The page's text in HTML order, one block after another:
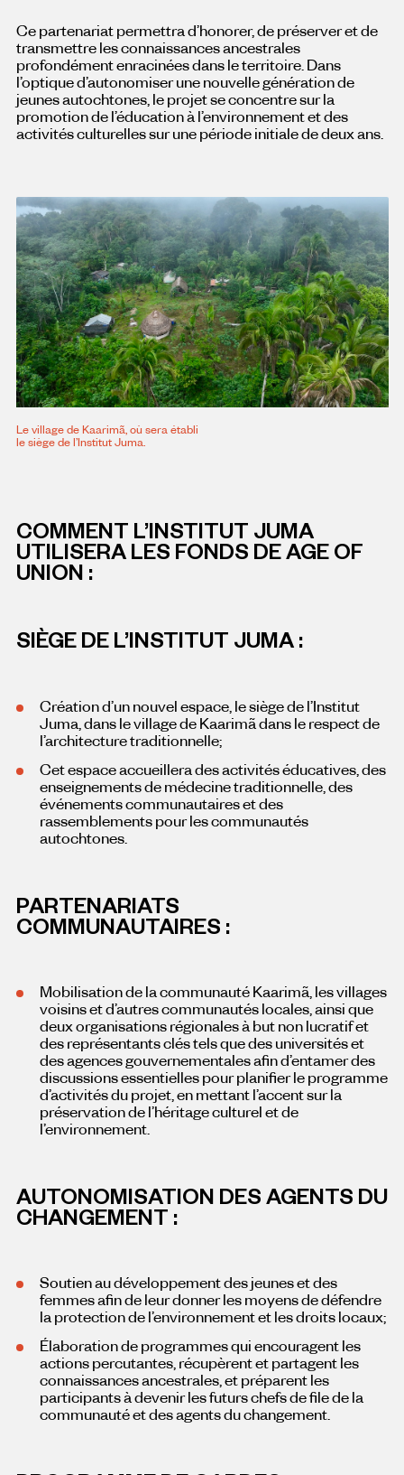
Ce partenariat permettra d’honorer, de préserver et de
transmettre les connaissances ancestrales
profondément enracinées dans le territoire. Dans
l’optique d’autonomiser une nouvelle génération de
jeunes autochtones, le projet se concentre sur la
promotion de l’éducation à l’environnement et des
activités culturelles sur une période initiale de deux ans.
Le village de Kaarimã, où sera établi
le siège de l’Institut Juma.
COMMENT L’INSTITUT JUMA
UTILISERA LES FONDS DE AGE OF
UNION :
SIÈGE DE L’INSTITUT JUMA :
Création d’un nouvel espace, le siège de l’Institut
Juma, dans le village de Kaarimã dans le respect de
l’architecture traditionnelle;
Cet espace accueillera des activités éducatives, des
enseignements de médecine traditionnelle, des
événements communautaires et des
rassemblements pour les communautés
autochtones.
PARTENARIATS
COMMUNAUTAIRES :
Mobilisation de la communauté Kaarimã, les villages
voisins et d’autres communautés locales, ainsi que
deux organisations régionales à but non lucratif et
des représentants clés tels que des universités et
des agences gouvernementales afin d’entamer des
discussions essentielles pour planifier le programme
d’activités du projet, en mettant l’accent sur la
préservation de l’héritage culturel et de
l’environnement.
AUTONOMISATION DES AGENTS DU
CHANGEMENT :
Soutien au développement des jeunes et des
femmes afin de leur donner les moyens de défendre
la protection de l’environnement et les droits locaux;
Élaboration de programmes qui encouragent les
actions percutantes, récupèrent et partagent les
connaissances ancestrales, et préparent les
participants à devenir les futurs chefs de file de la
communauté et des agents du changement.